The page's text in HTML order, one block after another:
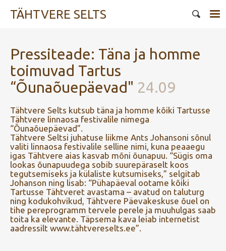
TÄHTVERE SELTS
Pressiteade: Täna ja homme
toimuvad Tartus
“Õunaõuepäevad" 24.09
Tähtvere Selts kutsub täna ja homme kõiki Tartusse
Tähtvere linnaosa festivalile nimega
“Õunaõuepäevad”.
Tähtvere Seltsi juhatuse liikme Ants Johansoni sõnul
valiti linnaosa festivalile selline nimi, kuna peaaegu
igas Tähtvere aias kasvab mõni õunapuu. “Sügis oma
lookas õunapuudega sobib suurepäraselt koos
tegutsemiseks ja külaliste kutsumiseks,” selgitab
Johanson ning lisab: “Pühapäeval ootame kõiki
Tartusse Tähtveret avastama – avatud on taluturg
ning kodukohvikud, Tähtvere Päevakeskuse õuel on
tihe pereprogramm tervele perele ja muuhulgas saab
toita ka elevante. Täpsema kava leiab internetist
aadressilt www.tähtvereselts.ee”.